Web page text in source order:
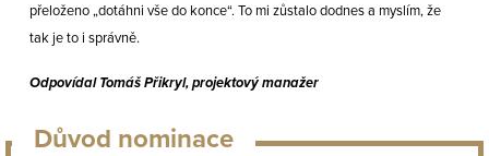
přeloženo „dotáhni vše do konce“. To mi zůstalo dodnes a myslím, že
tak je to i správně.
Odpovídal Tomáš Přikryl, projektový manažer
Důvod nominace